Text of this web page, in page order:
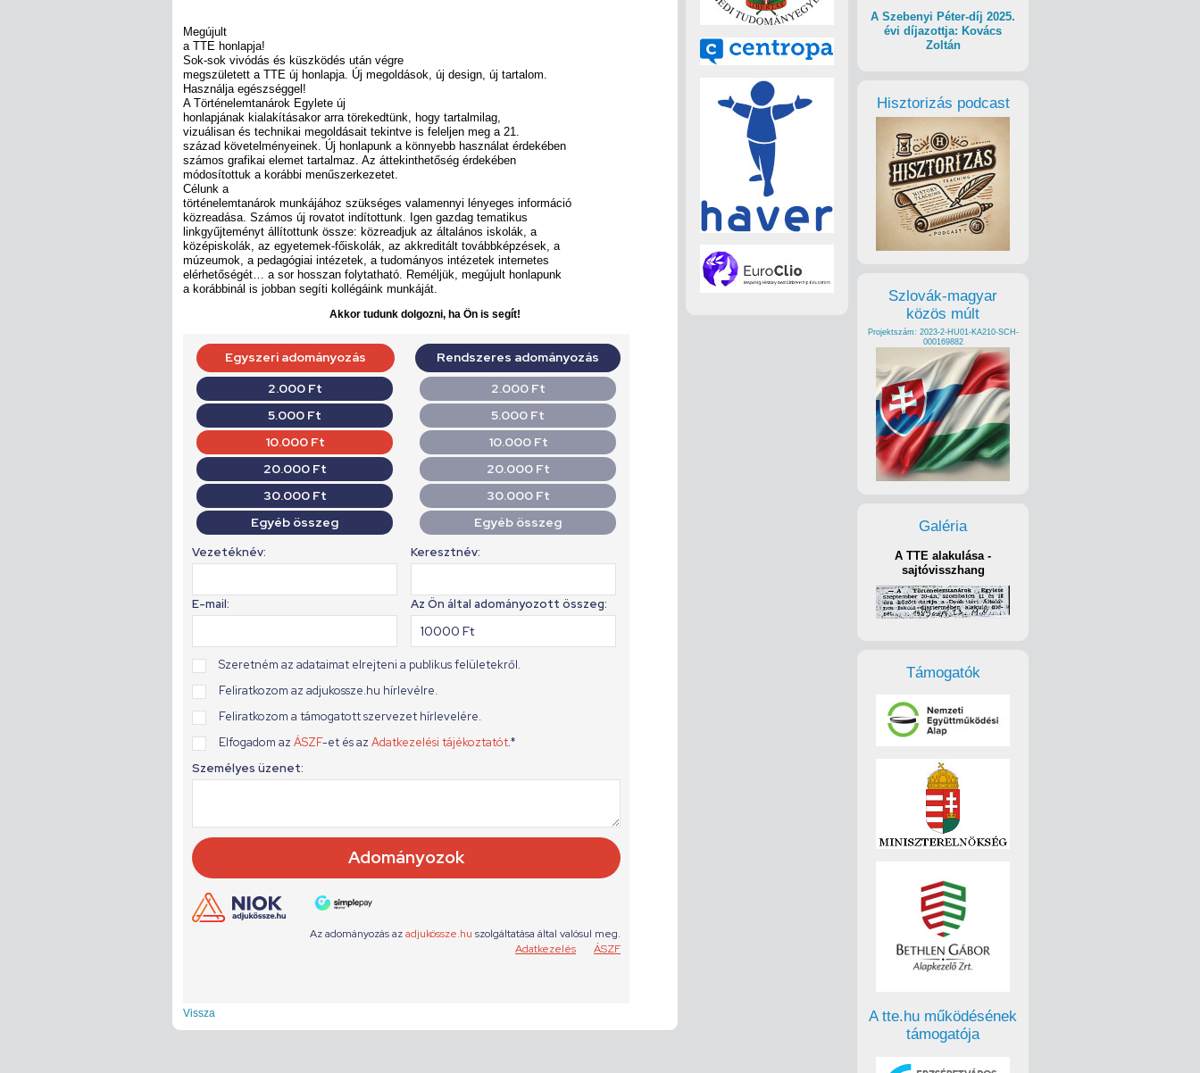
Megújult
a TTE honlapja!
Sok-sok vivódás és küszködés után végre
megszületett a TTE új honlapja. Új megoldások, új design, új tartalom.
Használja egészséggel!
A Történelemtanárok Egylete új
honlapjának kialakításakor arra törekedtünk, hogy tartalmilag,
vizuálisan és technikai megoldásait tekintve is feleljen meg a 21.
század követelményeinek. Új honlapunk a könnyebb használat érdekében
számos grafikai elemet tartalmaz. Az áttekinthetőség érdekében
módosítottuk a korábbi menűszerkezetet.
Célunk a
történelemtanárok munkájához szükséges valamennyi lényeges információ
közreadása. Számos új rovatot indítottunk. Igen gazdag tematikus
linkgyűjteményt állítottunk össze: közreadjuk az általános iskolák, a
középiskolák, az egyetemek-főiskolák, az akkreditált továbbképzések, a
múzeumok, a pedagógiai intézetek, a tudományos intézetek internetes
elérhetőségét… a sor hosszan folytatható. Reméljük, megújult honlapunk
a korábbinál is jobban segíti kollégáink munkáját.
Akkor tudunk dolgozni, ha Ön is segít!
Vissza
A Szebenyi Péter-díj 2025.
évi díjazottja: Kovács
Zoltán
Hisztorizás podcast
Szlovák-magyar
közös múlt
Projektszám: 2023-2-HU01-KA210-SCH-
000169882
Galéria
A TTE alakulása -
sajtóvisszhang
Támogatók
A tte.hu működésének
támogatója